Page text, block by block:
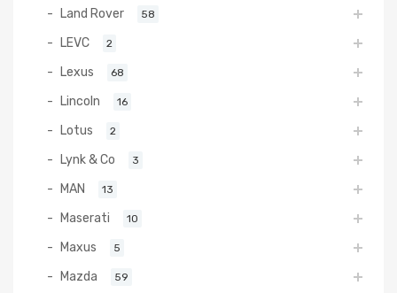
Land Rover 58
LEVC 2
Lexus 68
Lincoln 16
Lotus 2
Lynk & Co 3
MAN 13
Maserati 10
Maxus 5
Mazda 59